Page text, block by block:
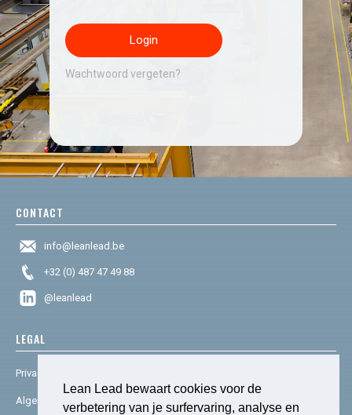
Lean Lead bewaart cookies voor de
verbetering van je surfervaring, analyse en
Wachtwoord vergeten?
CONTACT
info@leanlead.be
+32 (0) 487 47 49 88
@leanlead
LEGAL
Privacy & cookies
Algemene voorwaarden